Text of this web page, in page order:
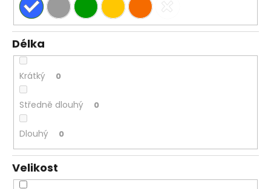
Délka
Krátký 0
Středně dlouhý 0
Dlouhý 0
Velikost